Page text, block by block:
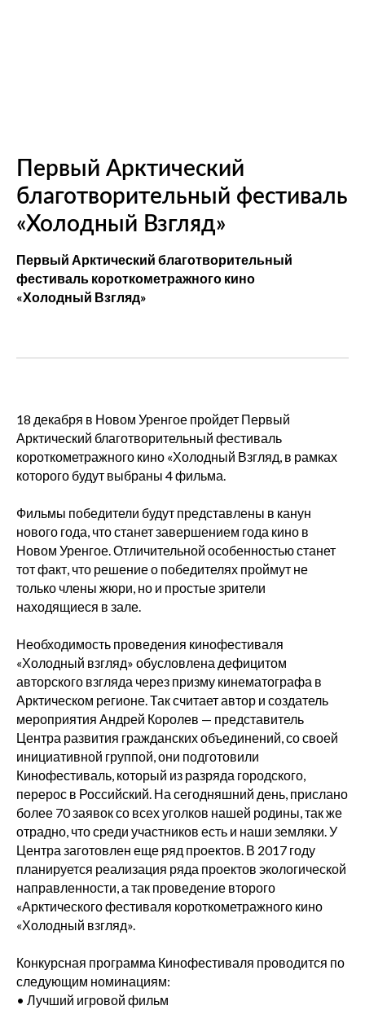
Первый Арктический
благотворительный фестиваль
«Холодный Взгляд»
Первый Арктический благотворительный
фестиваль короткометражного кино
«Холодный Взгляд»
18 декабря в Новом Уренгое пройдет Первый
Арктический благотворительный фестиваль
короткометражного кино «Холодный Взгляд, в рамках
которого будут выбраны 4 фильма.
Фильмы победители будут представлены в канун
нового года, что станет завершением года кино в
Новом Уренгое. Отличительной особенностью станет
тот факт, что решение о победителях проймут не
только члены жюри, но и простые зрители
находящиеся в зале.
Необходимость проведения кинофестиваля
«Холодный взгляд» обусловлена дефицитом
авторского взгляда через призму кинематографа в
Арктическом регионе. Так считает автор и создатель
мероприятия Андрей Королев — представитель
Центра развития гражданских объединений, со своей
инициативной группой, они подготовили
Кинофестиваль, который из разряда городского,
перерос в Российский. На сегодняшний день, прислано
более 70 заявок со всех уголков нашей родины, так же
отрадно, что среди участников есть и наши земляки. У
Центра заготовлен еще ряд проектов. В 2017 году
планируется реализация ряда проектов экологической
направленности, а так проведение второго
«Арктического фестиваля короткометражного кино
«Холодный взгляд».
Конкурсная программа Кинофестиваля проводится по
следующим номинациям:
• Лучший игровой фильм